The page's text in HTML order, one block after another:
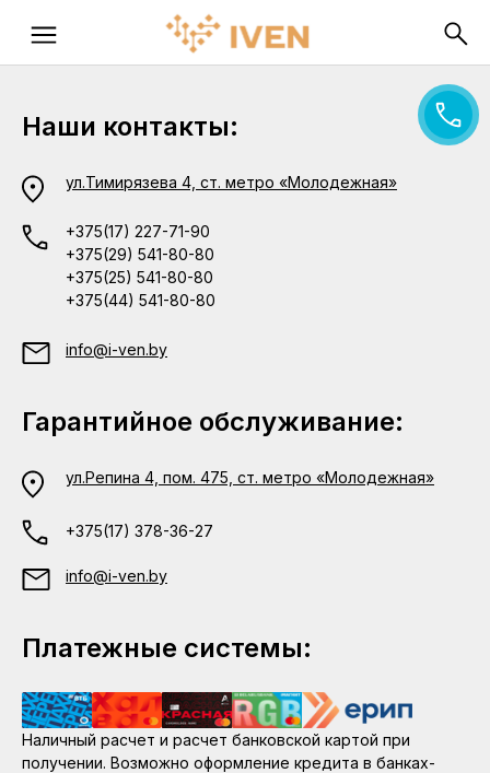
Наши контакты:
ул.Тимирязева 4, ст. метро «Молодежная»
+375(17) 227-71-90
+375(29) 541-80-80
+375(25) 541-80-80
+375(44) 541-80-80
info@i-ven.by
Гарантийное обслуживание:
ул.Репина 4, пом. 475, ст. метро «Молодежная»
+375(17) 378-36-27
info@i-ven.by
Платежные системы:
Наличный расчет и расчет банковской картой при
получении. Возможно оформление кредита в банках-